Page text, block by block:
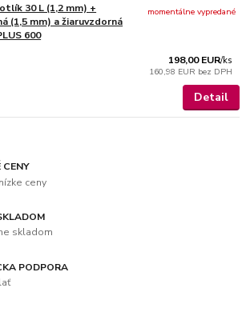
30 L (1,2 mm) +
(1,5 mm) a žiaruvzdorná
600
198,00 EUR/ks
160,98 EUR bez DPH
momentálne vypredané
Detail
CENY
ceny
skladom
PODPORA